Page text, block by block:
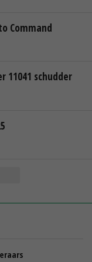
Command
11041 schudder